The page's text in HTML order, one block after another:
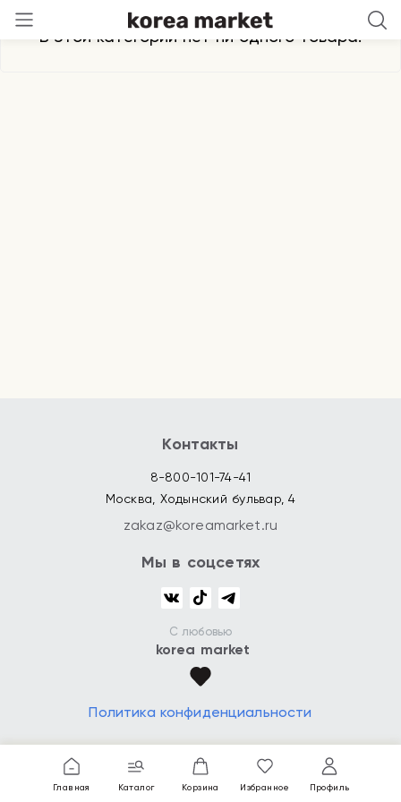
Главная Каталог Корзина Избранное Профиль
В этой категории нет ни одного товара.
Контакты
8-800-101-74-41
Москва, Ходынский бульвар, 4
zakaz@koreamarket.ru
Мы в соцсетях
С любовью
korea market
Политика конфиденциальности